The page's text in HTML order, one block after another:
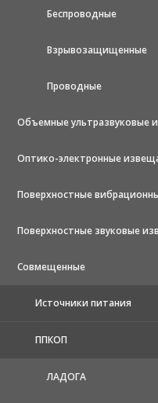
Беспроводные
Взрывозащищенные
Проводные
Объемные ультразвуковые
Оптико-электронные
Поверхностные
Поверхностные звуковые
Совмещенные
Источники питания
ППКОП
ЛАДОГА